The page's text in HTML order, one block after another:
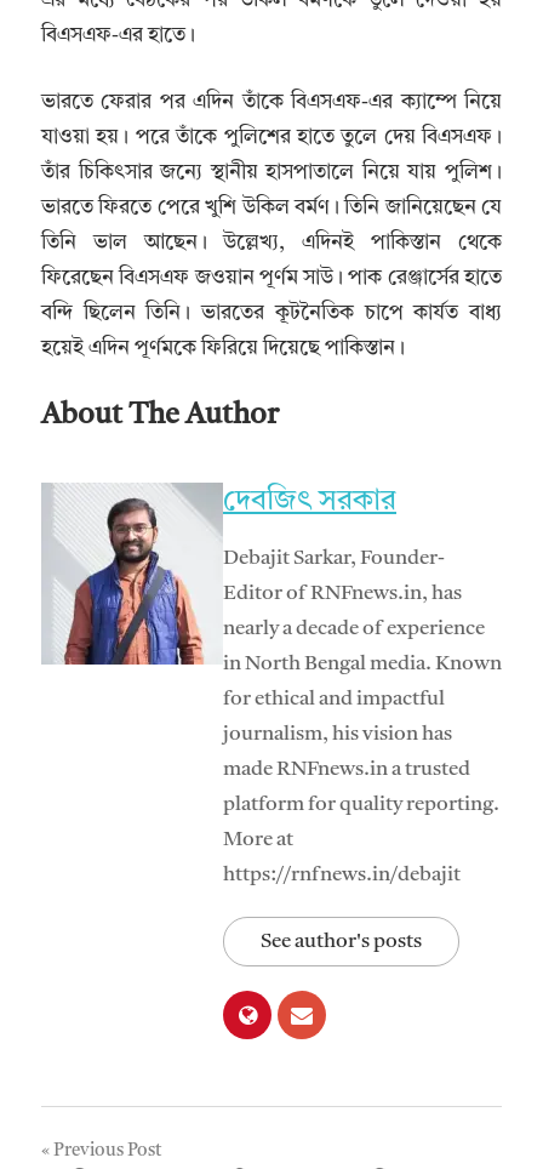
বিএসএফ-এর হাতে।
ভারতে ফেরার পর এদিন তাঁকে বিএসএফ-এর ক্যাম্পে নিয়ে
যাওয়া হয়। পরে তাঁকে পুলিশের হাতে তুলে দেয় বিএসএফ।
তাঁর চিকিৎসার জন্যে স্থানীয় হাসপাতালে নিয়ে যায় পুলিশ।
ভারতে ফিরতে পেরে খুশি উকিল বর্মণ। তিনি জানিয়েছেন যে
তিনি ভাল আছেন। উল্লেখ্য, এদিনই পাকিস্তান থেকে
ফিরেছেন বিএসএফ জওয়ান পূর্ণম সাউ। পাক রেঞ্জার্সের হাতে
বন্দি ছিলেন তিনি। ভারতের কূটনৈতিক চাপে কার্যত বাধ্য
হয়েই এদিন পূর্ণমকে ফিরিয়ে দিয়েছে পাকিস্তান।
About The Author
দেবজিৎ সরকার
Debajit Sarkar, Founder-
Editor of RNFnews.in, has
nearly a decade of experience
in North Bengal media. Known
for ethical and impactful
journalism, his vision has
made RNFnews.in a trusted
platform for quality reporting.
More at
https://rnfnews.in/debajit
See author's posts
Post
Previous Post